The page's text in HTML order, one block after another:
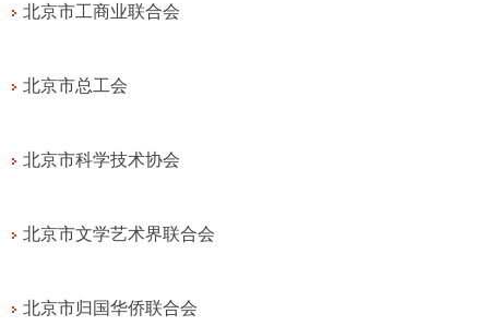
北京市工商业联合会
北京市总工会
北京市科学技术协会
北京市文学艺术界联合会
北京市归国华侨联合会